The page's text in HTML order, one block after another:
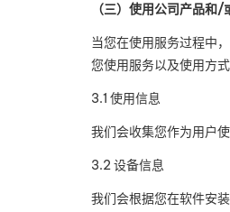
（三）使用公司产品和/
当您在使用服务过程中
您使用服务以及使用方
3.1 使用信息
我们会收集您作为用户
3.2设备信息
我们会根据您在软件安